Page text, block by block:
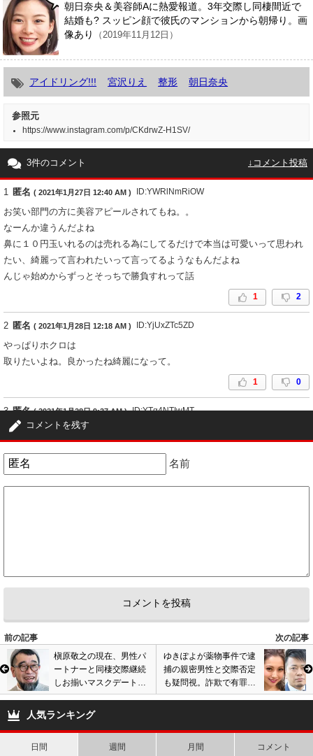
朝日奈央＆美容師Aに熱愛報道。3年交際し同棲間近で
結婚も? スッピン顔で彼氏のマンションから朝帰り。画
像あり
（2019年11月12日）
アイドリング!!! 宮沢りえ 整形 朝日奈央
参照元
https://www.instagram.com/p/CKdrwZ-H1SV/
3件のコメント ↓コメント投稿
1 匿名 ( 2021年1月27日 12:40 AM ) ID:YWRlNmRiOW
お笑い部門の方に美容アピールされてもね。。
なーんか違うんだよね
鼻に１０円玉いれるのは売れる為にしてるだけで本当は可愛いって思われ
たい、綺麗って言われたいって言ってるようなもんだよね
んじゃ始めからずっとそっちで勝負すれって話
1 2
2 匿名 ( 2021年1月28日 12:18 AM ) ID:YjUxZTc5ZD
やっぱりホクロは
取りたいよね。良かったね綺麗になって。
1 0
3 匿名 ( 2021年1月28日 9:37 AM ) ID:YTg4NTIwMT
まぶたもついでにやった感じ？
コメントを残す
名前
前の記事
次の記事
槇原敬之の現在、男性パ
ートナーと同棲交際継続
しお揃いマスクデート。
薬物事件で有罪判決、歌
手復帰は…画像あり
ゆきぽよが薬物事件で逮
捕の親密男性と交際否定
も疑問視。詐欺で有罪も
自宅出入り、ウソ発覚で
人気ランキング
日間 週間 月間 コメント